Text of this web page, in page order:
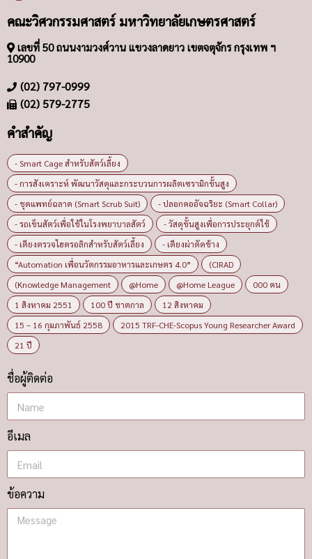
คณะวิศวกรรมศาสตร์ มหาวิทยาลัยเกษตรศาสตร์
เลขที่ 50 ถนนงามวงศ์วาน แขวงลาดยาว เขตจตุจักร กรุงเทพ ฯ
10900
(02) 797-0999
(02) 579-2775
คำสำคัญ
- Smart Cage สำหรับสัตว์เลี้ยง
- การสังเคราะห์ พัฒนาวัสดุและกระบวนการผลิตเซรามิกขั้นสูง
- ชุดแพทย์ฉลาด (Smart Scrub Suit)
- ปลอกคออัจฉริยะ (Smart Collar)
- รถเข็นสัตว์เพื่อใช้ในโรงพยาบาลสัตว์
- วัสดุขั้นสูงเพื่อการประยุกต์ใช้
- เตียงตรวจไฮดรอลิกสำหรับสัตว์เลี้ยง
- เตียงผ่าตัดช้าง
“Automation เพื่อนวัตกรรมอาหารและเกษตร 4.0”
(CIRAD
(Knowledge Management
@Home @Home League
000 คน
1 สิงหาคม 2551
100 ปี ชาตกาล
12 สิงหาคม
15 – 16 กุมภาพันธ์ 2558
2015 TRF-CHE-Scopus Young Researcher Award
21 ปี
ชื่อผู้ติดต่อ
อีเมล
ข้อความ